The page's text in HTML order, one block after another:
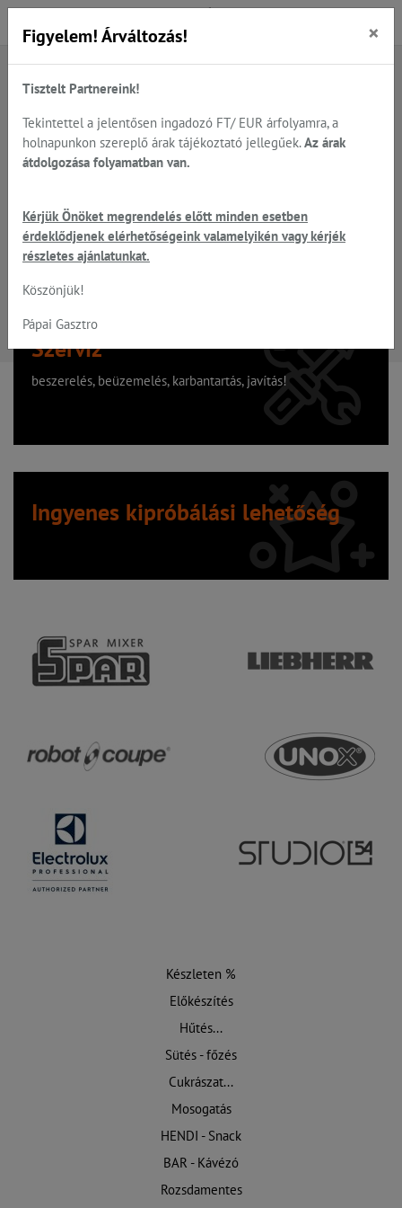
A keresett oldal nem található
Hiba, a keresett oldal nem található!
Szervíz
beszerelés, beüzemelés, karbantartás, javítás!
Ingyenes kipróbálási lehetőség
Készleten %
Előkészítés
Hűtés...
Sütés - főzés
Cukrászat...
Mosogatás
HENDI - Snack
BAR - Kávézó
Rozsdamentes
Figyelem! Árváltozás! ×
Tisztelt Partnereink!
Tekintettel a jelentősen ingadozó FT/ EUR árfolyamra, a
holnapunkon szereplő árak tájékoztató jellegűek. Az árak
átdolgozása folyamatban van.
Kérjük Önöket megrendelés előtt minden esetben
érdeklődjenek elérhetőségeink valamelyikén vagy kérjék
részletes ajánlatunkat.
Köszönjük!
Pápai Gasztro